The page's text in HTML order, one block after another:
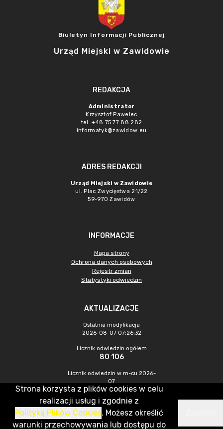
Biuletyn Informacji Publicznej
Urząd Miejski w Zawidowie
REDAKCJA
Administrator
Krzysztof Pawelec
tel. +48 75 77 88 282
informatyk@zawidow.eu
ADRES REDAKCJI
Urząd Miejski w Zawidowie
ul. Plac Zwycięstwa 21/22
59-970 Zawidów
INFORMACJE
Mapa strony
Ochrona danych osobowych
Rejestr zmian
Statystyki odwiedzin
AKTUALIZACJE
Ostatnia modyfikacja
2026-08-07 07:26:32
Licznik odwiedzin ogółem
80 106
Licznik odwiedzin w m-cu 2026-
07
224
CMS & Hosting: Nefeni Sp. z o.o.
Strona korzysta z plików cookies w celu
realizacji usług i zgodnie z
Polityką Plików Cookies. Możesz określić
warunki przechowywania lub dostępu do